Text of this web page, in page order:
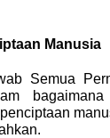
Manusia
Semua